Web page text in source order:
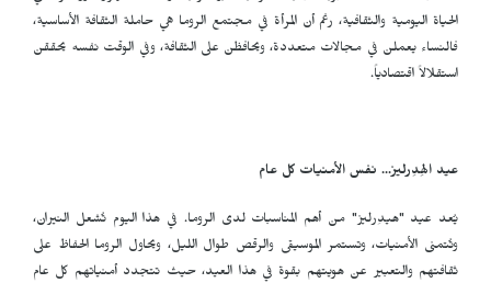
الحياة اليومية والثقافية، رغم أن المرأة في مجتمع الروما هي حاملة الثقافة الأساسية،
فالنساء يعملن في مجالات متعددة، ويحافظن على الثقافة، وفي الوقت نفسه يحققن
استقلالاً اقتصادياً.
عيد الهِدِرليز... نفس الأمنيات كل عام
يُعد عيد "هيدِرليز" من أهم المناسبات لدى الروما. في هذا اليوم تُشعل النيران،
وتُتمنى الأمنيات، وتستمر الموسيقى والرقص طوال الليل، ويحاول الروما الحفاظ على
ثقافتهم والتعبير عن هويتهم بقوة في هذا العيد، حيث تتجدد أمنياتهم كل عام